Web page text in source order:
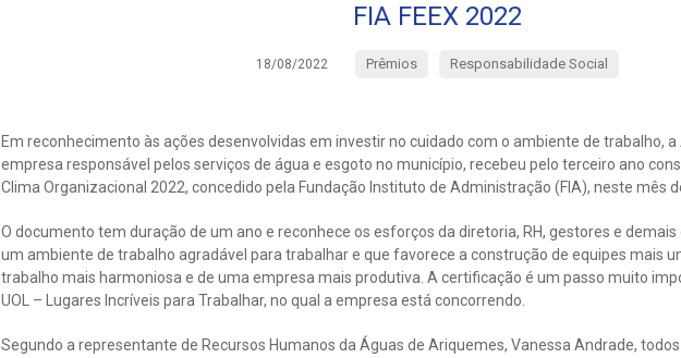
FIA FEEX 2022
18/08/2022 Prêmios Responsabilidade Social
Em reconhecimento às ações desenvolvidas em investir no cuidado com o ambiente de trabalho,
empresa responsável pelos serviços de água e esgoto no município, recebeu pelo terceiro ano
Clima Organizacional 2022, concedido pela Fundação Instituto de Administração (FIA), neste mês
O documento tem duração de um ano e reconhece os esforços da diretoria, RH, gestores e
um ambiente de trabalho agradável para trabalhar e que favorece a construção de equipes mais
trabalho mais harmoniosa e de uma empresa mais produtiva. A certificação é um passo muito
UOL – Lugares Incríveis para Trabalhar, no qual a empresa está concorrendo.
Segundo a representante de Recursos Humanos da Águas de Ariquemes, Vanessa Andrade,